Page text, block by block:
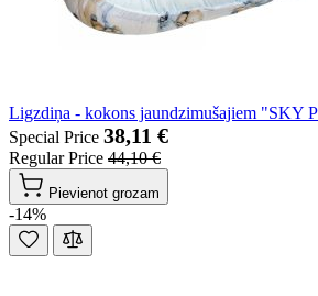
Ligzdiņa - kokons jaundzimušajiem "SKY
Special Price 38,11 €
Regular Price 44,10 €
Pievienot grozam
-14%